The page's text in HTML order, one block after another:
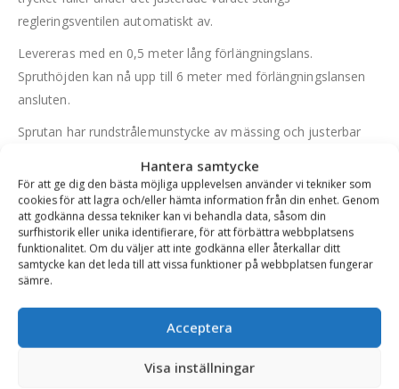
Hantera samtycke
För att ge dig den bästa möjliga upplevelsen använder vi tekniker som
cookies för att lagra och/eller hämta information från din enhet. Genom
att godkänna dessa tekniker kan vi behandla data, såsom din
surfhistorik eller unika identifierare, för att förbättra webbplatsens
funktionalitet. Om du väljer att inte godkänna eller återkallar ditt
samtycke kan det leda till att vissa funktioner på webbplatsen fungerar
sämre.
Acceptera
Visa inställningar
regleringsventilen automatiskt av.
Levereras med en 0,5 meter lång förlängningslans.
Spruthöjden kan nå upp till 6 meter med förlängningslansen
ansluten.
Sprutan har rundstrålemunstycke av mässing och justerbar
sprutan. Inbyggt filter i munstycket som förhindrar
igensättning samt en nivåindikator finns integrerad.
Med sprutans axel- och höftremmar samt ryggstöd går det
att ha sprutan bekvämt på ryggen under användning.
En spruta som är effektiv, ergonomisk och enkel att använda
för den som vill arbeta som proffsen gör.
Lämplig för medel med pH-värde 5-9.